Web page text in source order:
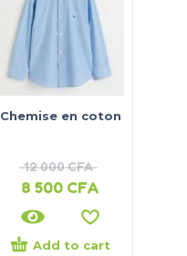
Chemise en coton
12 000CFA
8 500 CFA
Add to cart